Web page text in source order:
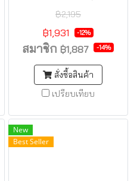
฿2,195
฿1,931 -12%
สมาชิก ฿1,887 -14%
สั่งซื้อสินค้า
เปรียบเทียบ
New
Best Seller